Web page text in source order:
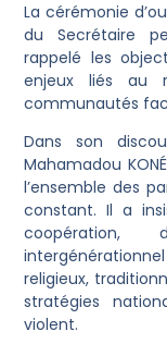
La cérémonie
du Secrétaire
rappelé les
enjeux liés au
communautés
Dans son
Mahamadou
l’ensemble des
constant. Il a
religieux,
stratégies
violent.